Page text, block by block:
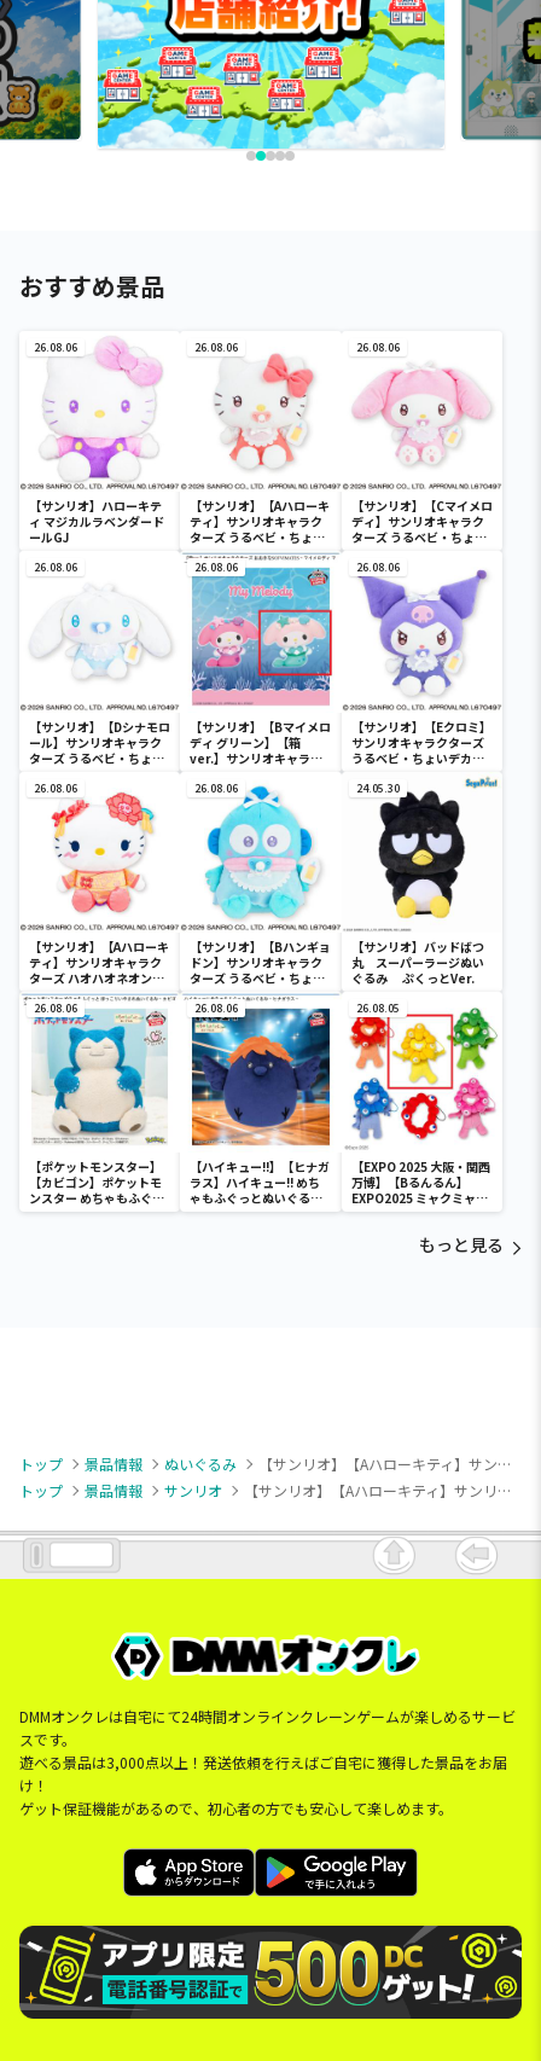
おすすめ景品
26.08.06
【サンリオ】ハローキテ
ィ マジカルラベンダード
ールGJ
26.08.06
【サンリオ】【Aハローキ
ティ】サンリオキャラク
ターズ うるベビ・ちょい
デカドール
26.08.06
【サンリオ】【Cマイメロ
ディ】サンリオキャラク
ターズ うるベビ・ちょい
26.08.06
【サンリオ】【Dシナモロ
ール】サンリオキャラク
ターズ うるベビ・ちょい
26.08.06
【サンリオ】【Bマイメロ
ディ グリーン】【箱
ver.】サンリオキャラク
SOFVIMATES～マイメロ
ディ マーメイドver. ～
26.08.06
【サンリオ】【Eクロミ】
サンリオキャラクターズ
うるベビ・ちょいデカド
26.08.06
【サンリオ】【Aハローキ
ティ】サンリオキャラク
ターズ ハオハオネオンタ
ウンドールBIGタイプ1
26.08.06
【サンリオ】【Bハンギョ
ドン】サンリオキャラク
ターズ うるベビ・ちょい
デカドール
24.05.30
【サンリオ】バッドばつ
丸 スーパーラージぬい
ぐるみ ぷくっとVer.
26.08.06
【ポケットモンスター】
【カビゴン】ポケットモ
ンスター めちゃもふぐっ
と ほっこりいやされぬい
26.08.06
【ハイキュー!!】【ヒナガ
ラス】ハイキュー!! めち
ゃもふぐっとぬいぐるみ
～ヒナガラス～
26.08.05
【EXPO 2025 大阪・関西
万博】【Bるんるん】
EXPO2025 ミャクミャク
カラフルゴム紐付きぬい
もっと見る
トップ 景品情報 ぬいぐるみ
【サンリオ】【Aハローキティ】サンリオキャラクターズ マジカルリボンドールBIGタイプ1
トップ
景品情報 サンリオ 【サンリオ】【Aハローキティ】サンリオキャラクターズ マジカルリボンドールBIGタイプ1
DMMオンクレは自宅にて24時間オンラインクレーンゲームが楽しめるサービ
スです。
遊べる景品は3,000点以上！発送依頼を行えばご自宅に獲得した景品をお届
け！
ゲット保証機能があるので、初心者の方でも安心して楽しめます。